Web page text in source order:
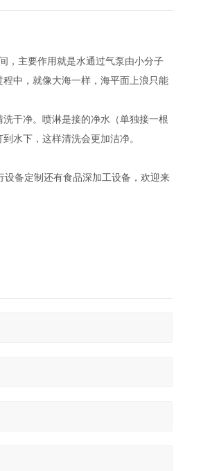
，主要作用就是水通过气泵由小分子
中，就像大海一样，海平面上浪只能
干净。喷淋是接的净水（单独接一根
水下，这样清洗会更加洁净。
备定制还有食品深加工设备，欢迎来